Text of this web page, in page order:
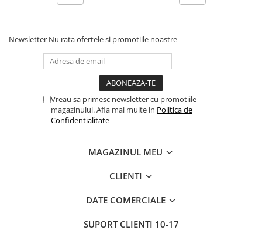
Newsletter Nu rata ofertele si promotiile noastre
Vreau sa primesc newsletter cu promotiile
magazinului. Afla mai multe in Politica de
Confidentialitate
MAGAZINUL MEU
CLIENTI
DATE COMERCIALE
SUPORT CLIENTI 10-17